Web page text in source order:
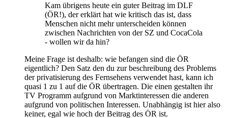
Kam übrigens heute ein guter Beitrag im DLF
(ÖR!), der erklärt hat wie kritisch das ist, dass
Menschen nicht mehr unterscheiden können
zwischen Nachrichten von der SZ und CocaCola
- wollen wir da hin?
Meine Frage ist deshalb: wie befangen sind die ÖR
eigentlich? Den Satz den du zur beschreibung des Problems
der privatisierung des Fernsehens verwendet hast, kann ich
quasi 1 zu 1 auf die ÖR übertragen. Die einen gestalten ihr
TV Programm aufgrund von Marktinteressen die anderen
aufgrund von politischen Interessen. Unabhängig ist hier also
keiner, egal wie hoch der Beitrag des ÖR ist.